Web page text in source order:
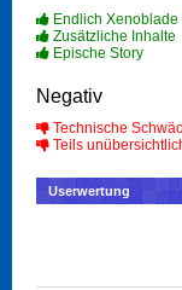
Endlich
Zusätzliche Inhalte
Epische Story
Negativ
Technische
Teils
Userwertung